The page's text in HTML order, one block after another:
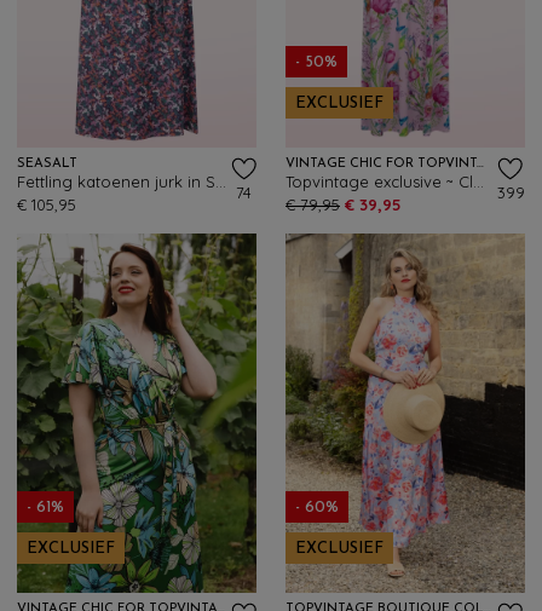
SEASALT
€ 105,95
74
- 50%
EXCLUSIEF
VINTAGE CHIC FOR TOPVINTAGE
€ 79,95 € 39,95
399
- 61%
EXCLUSIEF
- 60%
EXCLUSIEF